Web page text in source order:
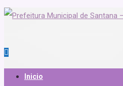
Inicio